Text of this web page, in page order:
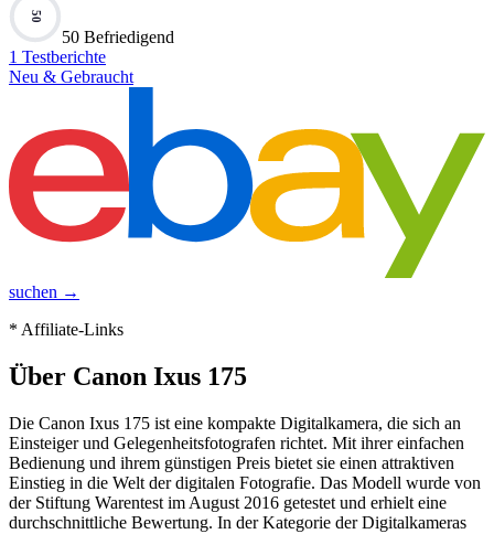
50
50 Befriedigend
1 Testberichte
Neu & Gebraucht
suchen →
* Affiliate-Links
Über Canon Ixus 175
Die Canon Ixus 175 ist eine kompakte Digitalkamera, die sich an
Einsteiger und Gelegenheitsfotografen richtet. Mit ihrer einfachen
Bedienung und ihrem günstigen Preis bietet sie einen attraktiven
Einstieg in die Welt der digitalen Fotografie. Das Modell wurde von
der Stiftung Warentest im August 2016 getestet und erhielt eine
durchschnittliche Bewertung. In der Kategorie der Digitalkameras